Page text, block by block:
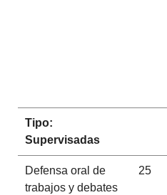
Tipo:
Supervisadas
Defensa oral de
trabajos y debates
25